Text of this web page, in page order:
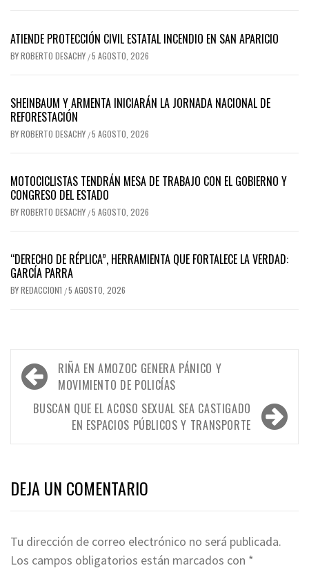
ATIENDE PROTECCIÓN CIVIL ESTATAL INCENDIO EN SAN APARICIO
BYROBERTO DESACHY /5 AGOSTO, 2026
SHEINBAUM Y ARMENTA INICIARÁN LA JORNADA NACIONAL DE
REFORESTACIÓN
BYROBERTO DESACHY /5 AGOSTO, 2026
MOTOCICLISTAS TENDRÁN MESA DE TRABAJO CON EL GOBIERNO Y
CONGRESO DEL ESTADO
BYROBERTO DESACHY /5 AGOSTO, 2026
“DERECHO DE RÉPLICA”, HERRAMIENTA QUE FORTALECE LA VERDAD:
GARCÍA PARRA
BYREDACCION1 /5 AGOSTO, 2026
Navegación
de
entradas
RIÑA EN AMOZOC GENERA PÁNICO Y
MOVIMIENTO DE POLICÍAS
BUSCAN QUE EL ACOSO SEXUAL SEA CASTIGADO
EN ESPACIOS PÚBLICOS Y TRANSPORTE
DEJA UN COMENTARIO
Tu dirección de correo electrónico no será publicada.
Los campos obligatorios están marcados con *